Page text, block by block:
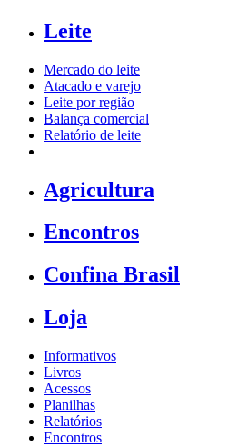
Leite
Mercado do leite
Atacado e varejo
Leite por região
Balança comercial
Relatório de leite
Agricultura
Encontros
Confina Brasil
Loja
Informativos
Livros
Acessos
Planilhas
Relatórios
Encontros